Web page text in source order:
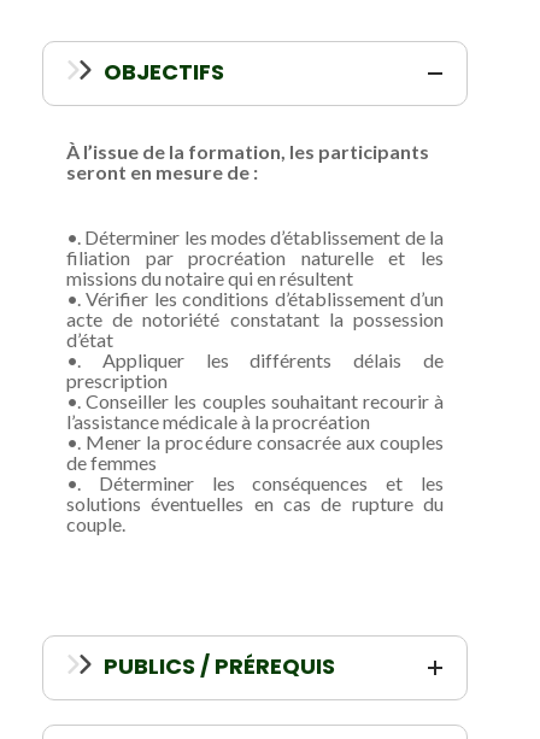
OBJECTIFS
À l’issue de la formation, les participants
seront en mesure de :
•. Déterminer les modes d’établissement de la
filiation par procréation naturelle et les
missions du notaire qui en résultent
•. Vérifier les conditions d’établissement d’un
acte de notoriété constatant la possession
d’état
•. Appliquer les différents délais de
prescription
•. Conseiller les couples souhaitant recourir à
l’assistance médicale à la procréation
•. Mener la procédure consacrée aux couples
de femmes
•. Déterminer les conséquences et les
solutions éventuelles en cas de rupture du
couple.
PUBLICS / PRÉREQUIS